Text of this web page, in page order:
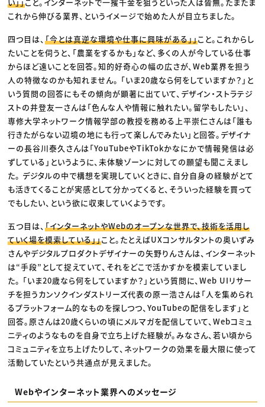
これから伸びる業界、というイメージで始めた人が目立ちました。
四つ目は、「今とは真逆な環境や仕事に興味がある」」こと。これからし
たいことを伺うと、「農業をするかも」など、多くの人が今している仕事
からほど遠いことを回答。知的好奇心の幅の広さが、Web業界を担う
人の特徴なのかも知れません。 「いま20歳なら何をしていますか？」と
いう質問の回答にもその傾向が顕著に出ていて、デザイン・ストラテジ
ストの井登友一さんは「色んな人や情報に触れたい。留学もしたい」、
専修大学ネットワーク情報学部の教授を務める上平崇仁さんは「誰も
行きたがらない辺境の地にも行って楽しんでみたい」と回答。デザイナ
ーの長谷川泰久さんは「YouTubeやTikTokかなにかで情報発信は必
ずしている」というように、未体験ゾーンに対しての願望も聞こえまし
た。 デジタルの中で構想を実現していくときに、自分自身の経験がとて
も活きてくることが実感として分かってくると、そういった経験を買って
でもしたい、という欲に収束していくようです。
五つ目は、「インターネットやWebのオープンな世界で、技術を活用し
ていく場を模索している」」こと。たとえばUXコンサルタントの奥いずみ
さんやデジタルプロダクトデザイナーの矢野りんさんは、インターネット
は“手段”として捉えていて、それをどこで活かすかを模索していまし
た。 「いま20歳なら何をしていますか？」という質問に、Web UIリサー
チを担うカンソクインダストリーズ代表の原一浩さんは「人を集められ
るプラットフォーム的なものを探しつつ、YouTubeの配信をします」と
回答。原さんは20歳くらいの頃にメルマガを配信していて、Webコミュ
ニティのようなものを自身で立ち上げた経験が。みなさん、若い頃から
コミュニティを立ち上げたりして、ネットワークの効果を最大限に使って
活動していたという共通点が見えました。
Webやインターネット業界へのメッセージ